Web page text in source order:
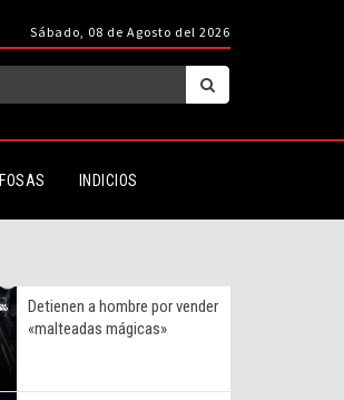
Sábado, 08 de Agosto del 2026
FOSAS INDICIOS
Detienen a hombre por vender
«malteadas mágicas»